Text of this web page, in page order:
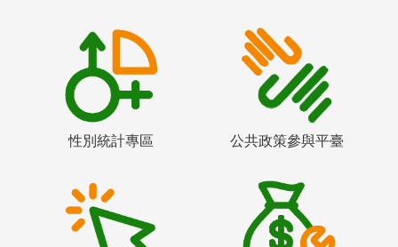
性別統計專區 公共政策參與平臺